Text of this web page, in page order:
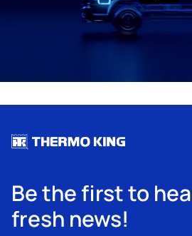
Be the first to
fresh news!